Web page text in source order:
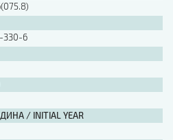
330-6
/ INITIAL YEAR